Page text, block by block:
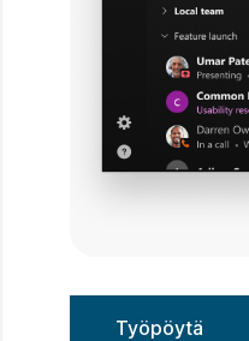
Työpöytä